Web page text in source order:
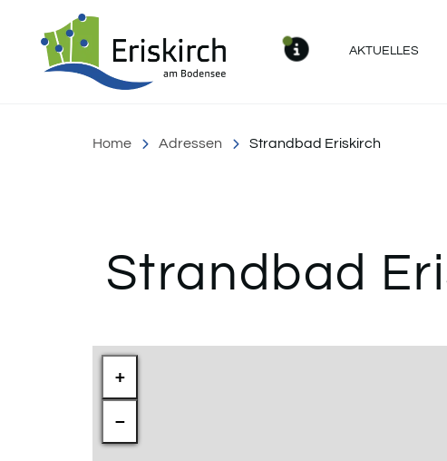
AKTUELLES
Home Adressen Strandbad Eriskirch
Strandbad
+
−